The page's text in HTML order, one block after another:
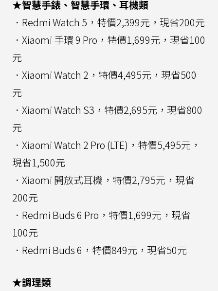
★智慧手錶、智慧手環、耳機類
．Redmi Watch 5，特價2,399元，現省200元
．Xiaomi 手環 9 Pro，特價1,699元，現省100
元
．Xiaomi Watch 2，特價4,495元，現省500
元
．Xiaomi Watch S3，特價2,695元，現省800
元
．Xiaomi Watch 2 Pro (LTE)，特價5,495元，
現省1,500元
．Xiaomi 開放式耳機，特價2,795元，現省
200元
．Redmi Buds 6 Pro，特價1,699元，現省
100元
．Redmi Buds 6，特價849元，現省50元
★調理類